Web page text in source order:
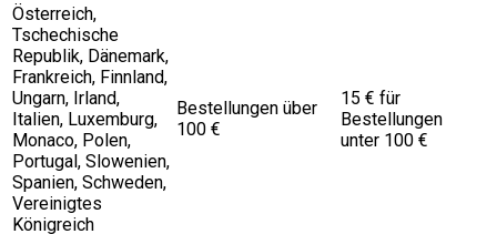
Österreich,
Tschechische
Republik, Dänemark,
Frankreich, Finnland,
Ungarn, Irland,
Italien, Luxemburg,
Monaco, Polen,
Portugal, Slowenien,
Spanien, Schweden,
Vereinigtes
Königreich
Bestellungen über
100 €
15 € für
Bestellungen
unter 100 €